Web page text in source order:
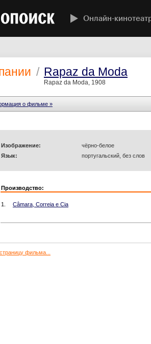
Онлайн-
/ Rapaz da Moda
Rapaz da Moda, 1908
o фильме »
Изображение:
чёрно-белое
Язык:
португальский, без слов
Производство:
1. Câmara, Correia e Cia
фильма...